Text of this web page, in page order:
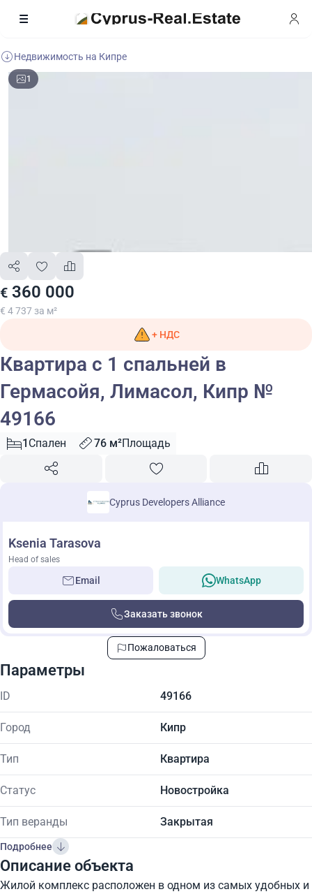
Недвижимость на Кипре
1
€ 360 000
€ 4 737 за м²
+ НДС
Квартира с 1 спальней в
Гермасойя, Лимасол, Кипр №
49166
1 Спален 76 м²Площадь
Cyprus Developers Alliance
Ksenia Tarasova
Head of sales
Email WhatsApp
Заказать звонок
Пожаловаться
Параметры
ID 49166
Город Кипр
Тип Квартира
Статус Новостройка
Тип веранды Закрытая
Подробнее
Описание объекта
Жилой комплекс расположен в одном из самых удобных и